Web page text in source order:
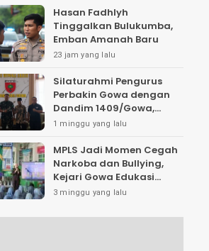
Hasan Fadhlyh
Tinggalkan Bulukumba,
Emban Amanah Baru
23 jam yang lalu
Silaturahmi Pengurus
Perbakin Gowa dengan
Dandim 1409/Gowa,
Bahas Pengembangan
Pembinaan Atlet
1 minggu yang lalu
MPLS Jadi Momen Cegah
Narkoba dan Bullying,
Kejari Gowa Edukasi
Pelajar Sejak Dini
3 minggu yang lalu